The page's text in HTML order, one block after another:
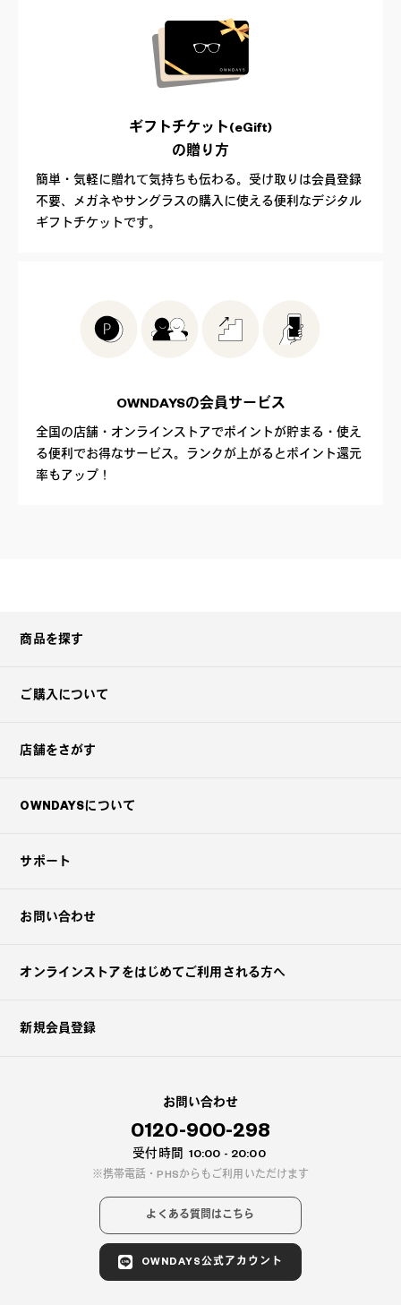
ギフトチケット(eGift)
の贈り方
簡単・気軽に贈れて気持ちも伝わる。受け取りは会員登録
不要、メガネやサングラスの購入に使える便利なデジタル
ギフトチケットです。
OWNDAYSの会員サービス
全国の店舗・オンラインストアでポイントが貯まる・使え
る便利でお得なサービス。ランクが上がるとポイント還元
率もアップ！
商品を探す
ご購入について
店舗をさがす
OWNDAYSについて
サポート
お問い合わせ
オンラインストアをはじめてご利用される方へ
新規会員登録
お問い合わせ
0120-900-298
受付時間 10:00 - 20:00
携帯電話・PHSからもご利用いただけます
よくある質問はこちら
OWNDAYS公式アカウント